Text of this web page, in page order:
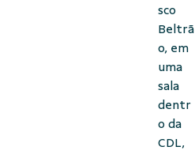
sco
Beltrã
o, em
uma
sala
dentr
o da
CDL,